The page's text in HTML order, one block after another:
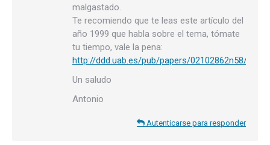
malgastado.
Te recomiendo que te leas este artículo del
año 1999 que habla sobre el tema, tómate
tu tiempo, vale la pena:
http://ddd.uab.es/pub/papers/02102862n58/
Un saludo
Antonio
Autenticarse para responder